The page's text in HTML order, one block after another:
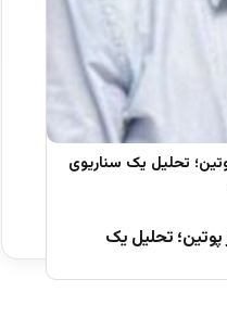
تحلیل یک